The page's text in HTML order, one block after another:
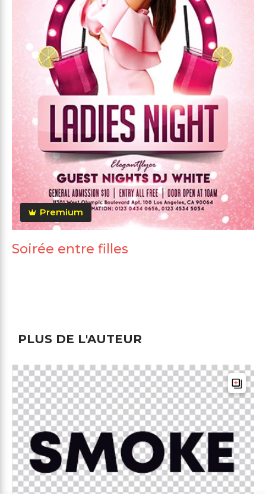
Premium
Soirée entre filles
PLUS DE L'AUTEUR